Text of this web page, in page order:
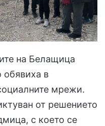
на Белащица
обявиха в
мрежи.
от решението
с което се